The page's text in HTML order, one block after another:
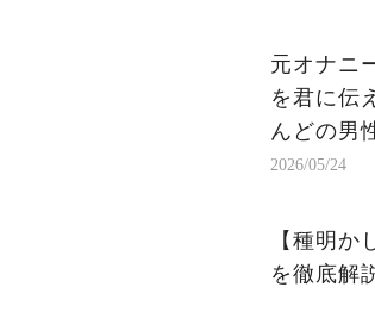
元オナニ
を君に伝えるよ。 オナニーをやめるプロ
2026/05/24
【種明
を徹底解